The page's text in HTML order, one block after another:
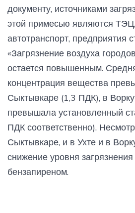
документу, источниками
этой примесью являются
автотранспорт, предприятия
«Загрязнение воздуха
остается повышенным.
концентрация вещества
Сыктывкаре (1,3 ПДК), в
превышала установленный
ПДК соответственно).
Сыктывкаре, и в Ухте и в
снижение уровня
бензапиреном.